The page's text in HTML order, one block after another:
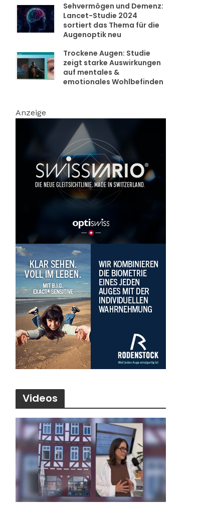
Sehvermögen und Demenz:
Lancet-Studie 2024
sortiert das Thema für die
Augenoptik neu
Trockene Augen: Studie
zeigt starke Auswirkungen
auf mentales &
emotionales Wohlbefinden
Anzeige
Videos